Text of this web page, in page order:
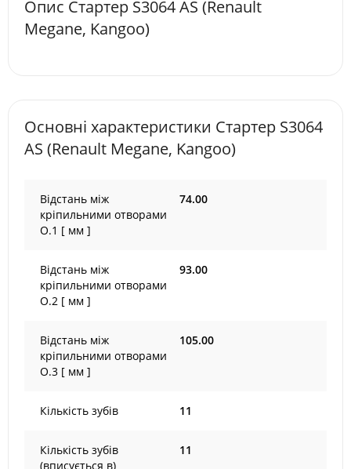
Опис Стартер S3064 AS (Renault
Megane, Kangoo)
Основні характеристики Стартер S3064
AS (Renault Megane, Kangoo)
Відстань між
кріпильними отворами
O.1 [ мм ]
74.00
Відстань між
кріпильними отворами
O.2 [ мм ]
93.00
Відстань між
кріпильними отворами
O.3 [ мм ]
105.00
Кількість зубів 11
Кількість зубів
(вписується в)
11